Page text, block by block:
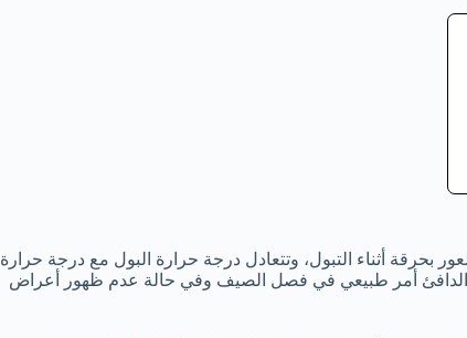
بحرقة أثناء التبول، وتتعادل درجة حرارة البول مع درجة حرارة
ويعد الشعور بالبول الدافئ أمر طبيعي في فصل الصيف وفي حالة عدم ظهور أعراض